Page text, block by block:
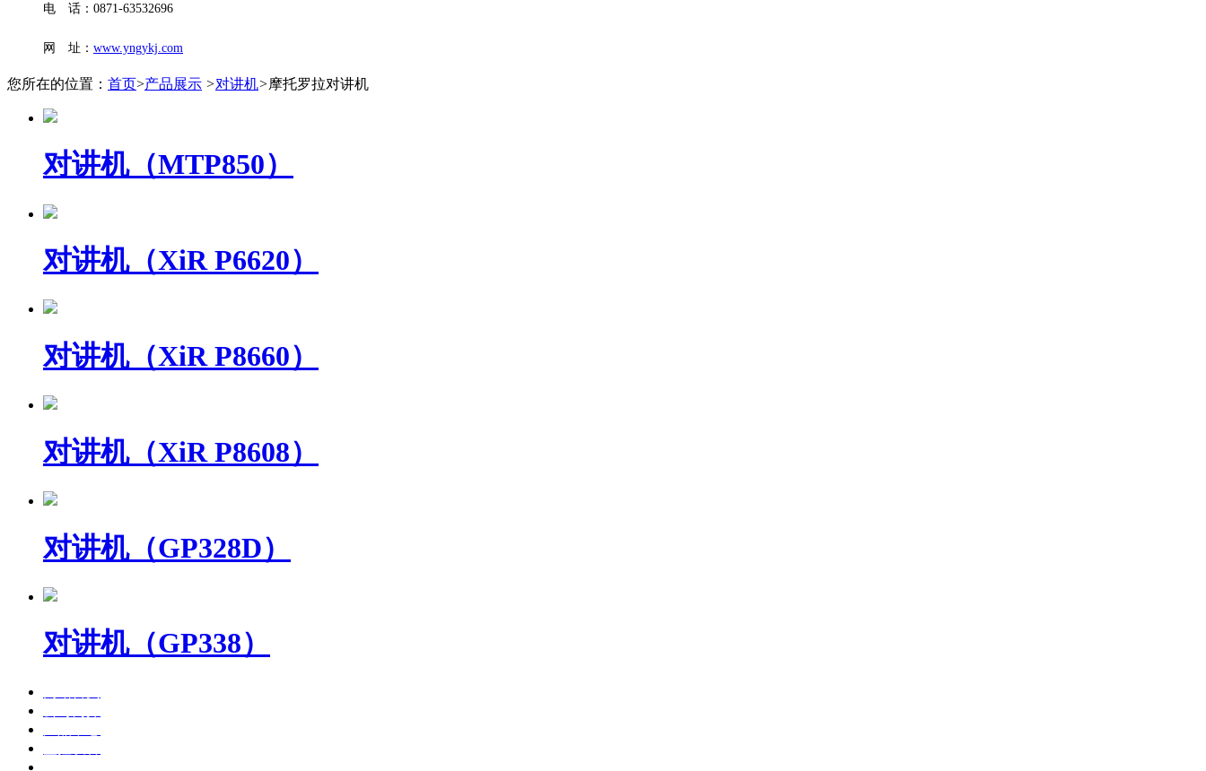
电 话：0871-63532696
网 址： www.yngykj.com
您所在的位置： 首页>产品展示 >对讲机>摩托罗拉对讲机
对讲机（MTP850）
对讲机（XiR P6620）
对讲机（XiR P8660）
对讲机（XiR P8608）
对讲机（GP328D）
对讲机（GP338）